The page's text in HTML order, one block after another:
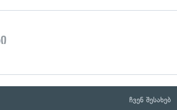
ჩვენ შესახებ